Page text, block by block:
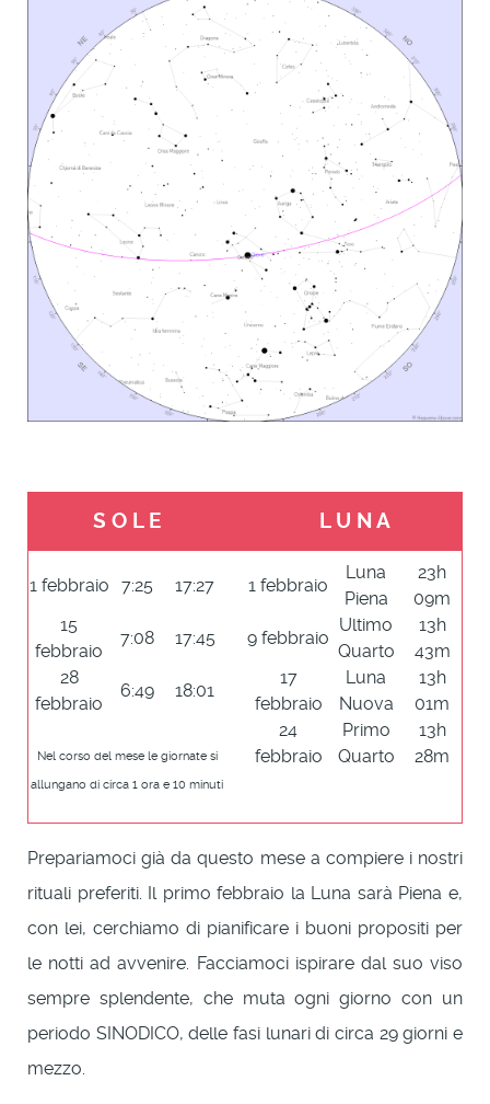
S O L E L U N A
1 febbraio 7:25 17:27 1 febbraio
Luna
Piena
23h
09m
15
febbraio
7:08 17:45 9 febbraio
Ultimo
Quarto
13h
43m
28
febbraio
6:49 18:01
17
febbraio
Luna
Nuova
13h
01m
Nel corso del mese le giornate si
allungano di circa 1 ora e 10 minuti
24
febbraio
Primo
Quarto
13h
28m
Prepariamoci già da questo mese a compiere i nostri
rituali preferiti. Il primo febbraio la Luna sarà Piena e,
con lei, cerchiamo di pianificare i buoni propositi per
le notti ad avvenire. Facciamoci ispirare dal suo viso
sempre splendente, che muta ogni giorno con un
periodo SINODICO, delle fasi lunari di circa 29 giorni e
mezzo.